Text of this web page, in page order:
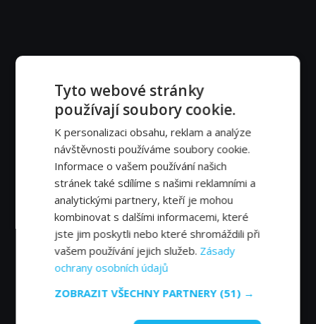
Tyto webové stránky
používají soubory cookie.
K personalizaci obsahu, reklam a analýze
návštěvnosti používáme soubory cookie.
Informace o vašem používání našich
stránek také sdílíme s našimi reklamními a
analytickými partnery, kteří je mohou
kombinovat s dalšími informacemi, které
jste jim poskytli nebo které shromáždili při
vašem používání jejich služeb. Zásady
ochrany osobních údajů
ZOBRAZIT VŠECHNY PARTNERY (51) →